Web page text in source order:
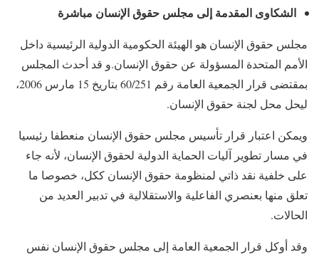
الشكاوى المقدمة إلى مجلس حقوق الإنسان مباشرة
مجلس حقوق الإنسان هو الهيئة الحكومية الدولية الرئيسية داخل
الأمم المتحدة المسؤولة عن حقوق الإنسان.و قد أحدث المجلس
بمقتضى قرار الجمعية العامة رقم 60/251 بتاريخ 15 مارس 2006،
ليحل محل لجنة حقوق الإنسان.
ويمكن اعتبار قرار تأسيس مجلس حقوق الإنسان منعطفا رئيسيا
في مسار تطوير آليات الحماية الدولية لحقوق الإنسان، لأنه جاء
على خلفية نقد ذاتي لمنظومة حقوق الإنسان ككل، خصوصا ما
تعلق منها بعنصري الفاعلية والاستقلالية في تدبير العديد من
الحالات.
وقد أوكل قرار الجمعية العامة إلى مجلس حقوق الإنسان نفس